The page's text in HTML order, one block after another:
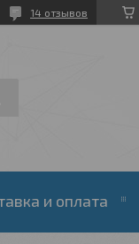
14 отзывов
и оплата